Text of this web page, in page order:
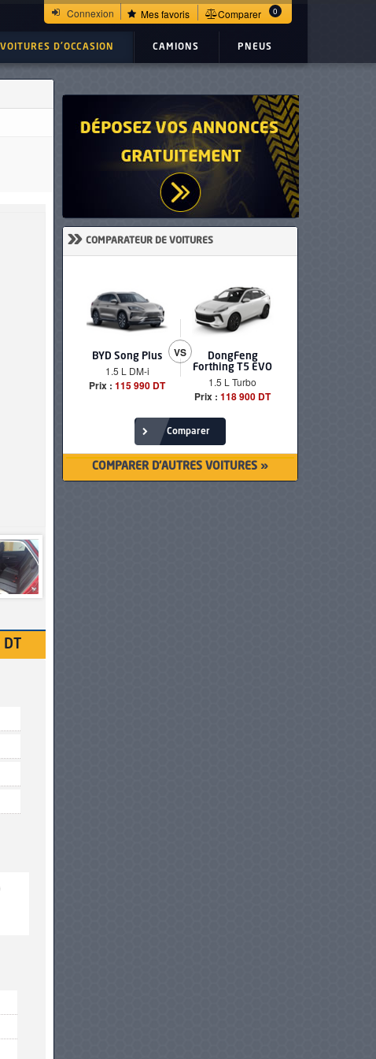
Connexion Mes favoris Comparer 0
VOITURES D'OCCASION CAMIONS PNEUS
» COMPARATEUR DE VOITURES
BYD Song Plus
1.5 L DM-i
Prix : 115 990 DT
VS
DongFeng
Forthing T5 EVO
1.5 L Turbo
Prix : 118 900 DT
Comparer
COMPARER D'AUTRES VOITURES »